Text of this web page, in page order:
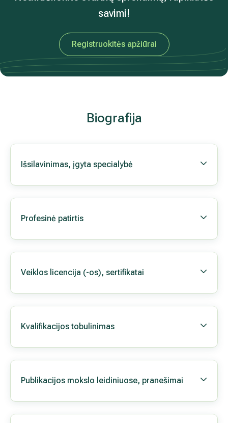
Ačiū už kompetenciją, operatyvumą,nuoširdumą. Gerų
Jums metų!